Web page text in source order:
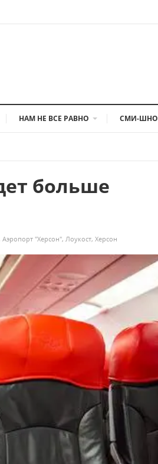
НАМ НЕ ВСЕ РАВНО СМИ-ШНО
больше
Аэропорт "Херсон", Лоукост, Херсон